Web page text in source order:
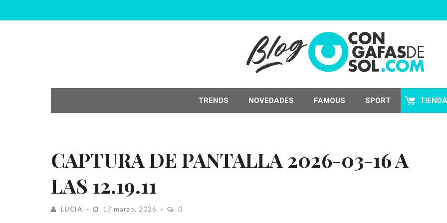
TRENDS NOVEDADES FAMOUS SPORT TIENDA
CAPTURA DE PANTALLA 2026-03-16 A
LAS 12.19.11
LUCIA 17 marzo, 2026 0